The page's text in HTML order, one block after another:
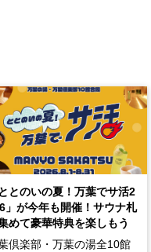
ととのいの夏！万葉でサ活2
」が今年も開催！サウナ札
めて豪華特典を楽しもう
倶楽部・万葉の湯全10館